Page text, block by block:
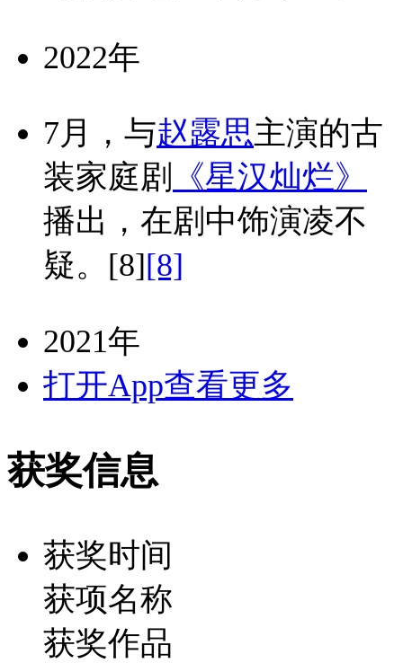
2022年
7月，与赵露思主演的古
装家庭剧
《星汉灿烂》
播出，在剧中饰演凌不
疑。 [8][8]
2021年
打开App查看更多
获奖信息
获奖时间
获项名称
获奖作品